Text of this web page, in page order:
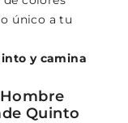
único a tu
y camina
Quinto